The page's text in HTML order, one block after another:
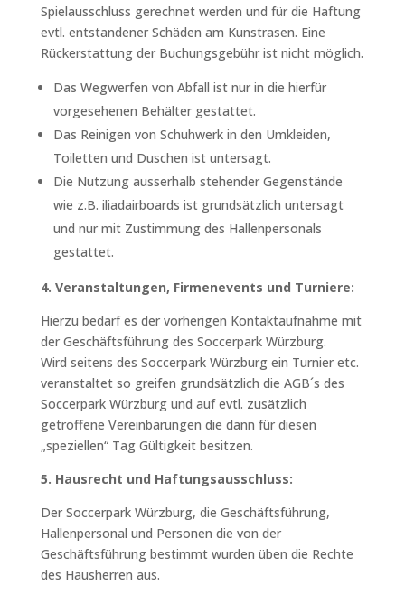
Spielausschluss gerechnet werden und für die Haftung
evtl. entstandener Schäden am Kunstrasen. Eine
Rückerstattung der Buchungsgebühr ist nicht möglich.
Das Wegwerfen von Abfall ist nur in die hierfür
vorgesehenen Behälter gestattet.
Das Reinigen von Schuhwerk in den Umkleiden,
Toiletten und Duschen ist untersagt.
Die Nutzung ausserhalb stehender Gegenstände
wie z.B. iliadairboards ist grundsätzlich untersagt
und nur mit Zustimmung des Hallenpersonals
gestattet.
4. Veranstaltungen, Firmenevents und Turniere:
Hierzu bedarf es der vorherigen Kontaktaufnahme mit
der Geschäftsführung des Soccerpark Würzburg.
Wird seitens des Soccerpark Würzburg ein Turnier etc.
veranstaltet so greifen grundsätzlich die AGB´s des
Soccerpark Würzburg und auf evtl. zusätzlich
getroffene Vereinbarungen die dann für diesen
„speziellen“ Tag Gültigkeit besitzen.
5. Hausrecht und Haftungsausschluss:
Der Soccerpark Würzburg, die Geschäftsführung,
Hallenpersonal und Personen die von der
Geschäftsführung bestimmt wurden üben die Rechte
des Hausherren aus.